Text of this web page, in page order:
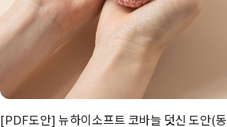
[PDF도안] 뉴하이소프트 코바늘 덧신 도안(동